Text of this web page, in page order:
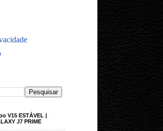
V15 ESTÁVEL |
J7 PRIME